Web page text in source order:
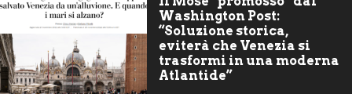
Washington Post:
“Soluzione storica,
eviterà che Venezia si
trasformi in una moderna
Atlantide”